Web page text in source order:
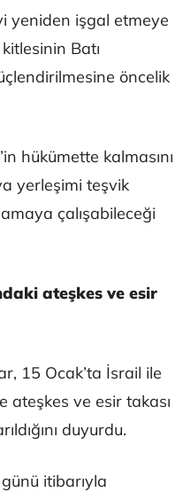
yeniden işgal etmeye
Batı
öncelik
hükümette kalmasını
yerleşimi teşvik
çalışabileceği
ateşkes ve esir
15 Ocak’ta İsrail ile
ateşkes ve esir takası
duyurdu.
itibarıyla